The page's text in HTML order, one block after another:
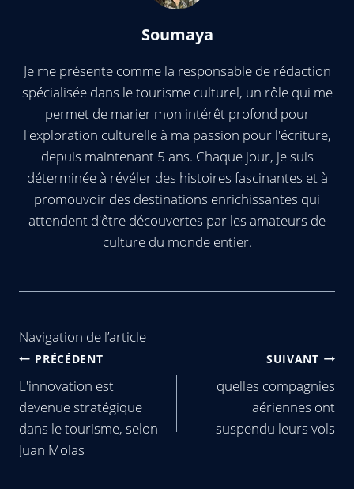
Soumaya
Je me présente comme la responsable de rédaction
spécialisée dans le tourisme culturel, un rôle qui me
permet de marier mon intérêt profond pour
l'exploration culturelle à ma passion pour l'écriture,
depuis maintenant 5 ans. Chaque jour, je suis
déterminée à révéler des histoires fascinantes et à
promouvoir des destinations enrichissantes qui
attendent d'être découvertes par les amateurs de
culture du monde entier.
Navigation de l’article
PRÉCÉDENT
L'innovation est
devenue stratégique
dans le tourisme, selon
Juan Molas
SUIVANT
quelles compagnies
aériennes ont
suspendu leurs vols